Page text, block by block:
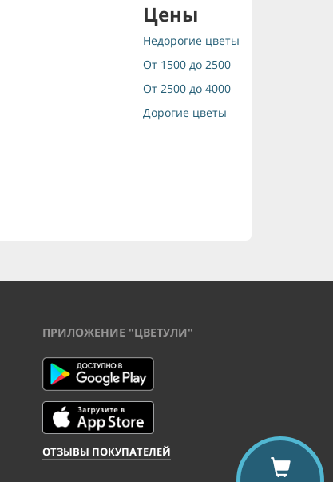
Цены
Недорогие цветы
От 1500 до 2500
От 2500 до 4000
Дорогие цветы
ПРИЛОЖЕНИЕ "ЦВЕТУЛИ"
ОТЗЫВЫ ПОКУПАТЕЛЕЙ